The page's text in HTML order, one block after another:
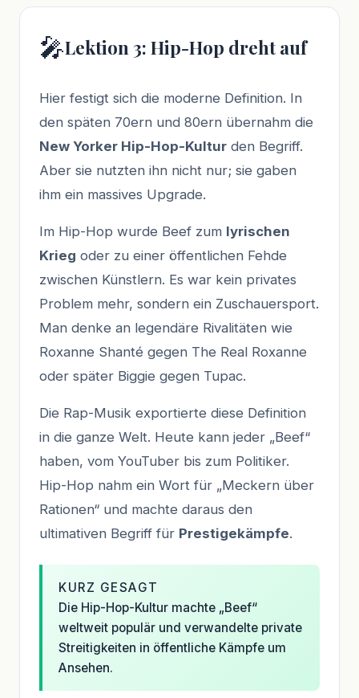
🎤Lektion 3: Hip-Hop dreht auf
Hier festigt sich die moderne Definition. In
den späten 70ern und 80ern übernahm die
New Yorker Hip-Hop-Kultur den Begriff.
Aber sie nutzten ihn nicht nur; sie gaben
ihm ein massives Upgrade.
Im Hip-Hop wurde Beef zum lyrischen
Krieg oder zu einer öffentlichen Fehde
zwischen Künstlern. Es war kein privates
Problem mehr, sondern ein Zuschauersport.
Man denke an legendäre Rivalitäten wie
Roxanne Shanté gegen The Real Roxanne
oder später Biggie gegen Tupac.
Die Rap-Musik exportierte diese Definition
in die ganze Welt. Heute kann jeder „Beef“
haben, vom YouTuber bis zum Politiker.
Hip-Hop nahm ein Wort für „Meckern über
Rationen“ und machte daraus den
ultimativen Begriff für Prestigekämpfe.
KURZ GESAGT
Die Hip-Hop-Kultur machte „Beef“
weltweit populär und verwandelte private
Streitigkeiten in öffentliche Kämpfe um
Ansehen.